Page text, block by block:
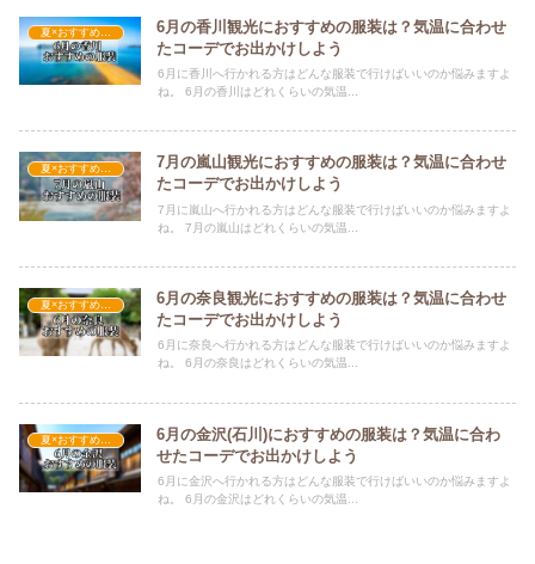
6月の香川観光におすすめの服装は？気温に合わせ
たコーデでお出かけしよう
6月に香川へ行かれる方はどんな服装で行けばいいのか悩みますよ
ね。 6月の香川はどれくらいの気温...
7月の嵐山観光におすすめの服装は？気温に合わせ
たコーデでお出かけしよう
7月に嵐山へ行かれる方はどんな服装で行けばいいのか悩みますよ
ね。 7月の嵐山はどれくらいの気温...
6月の奈良観光におすすめの服装は？気温に合わせ
たコーデでお出かけしよう
6月に奈良へ行かれる方はどんな服装で行けばいいのか悩みますよ
ね。 6月の奈良はどれくらいの気温...
夏×おすすめの服装
6月の金沢(石川)におすすめの服装は？気温に合わ
せたコーデでお出かけしよう
6月に金沢へ行かれる方はどんな服装で行けばいいのか悩みますよ
ね。 6月の金沢はどれくらいの気温...